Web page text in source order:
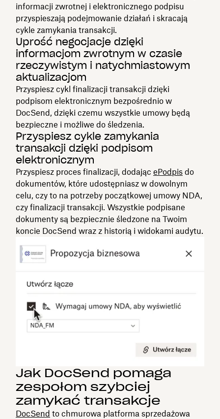
informacji zwrotnej i elektronicznego podpisu
przyspieszają podejmowanie działań i skracają
cykle zamykania transakcji.
Uprość negocjacje dzięki
informacjom zwrotnym w czasie
rzeczywistym i natychmiastowym
aktualizacjom
Przyspiesz cykl finalizacji transakcji dzięki
podpisom elektronicznym bezpośrednio w
DocSend, dzięki czemu wszystkie umowy będą
bezpieczne i możliwe do śledzenia.
Przyspiesz cykle zamykania
transakcji dzięki podpisom
elektronicznym
Przyspiesz proces finalizacji, dodając ePodpis do
dokumentów, które udostępniasz w dowolnym
celu, czy to na potrzeby początkowej umowy NDA,
czy finalizacji transakcji. Wszystkie podpisane
dokumenty są bezpiecznie śledzone na Twoim
koncie DocSend wraz z historią i widokami audytu.
Jak DocSend pomaga
zespołom szybciej
zamykać transakcje
DocSend to chmurowa platforma sprzedażowa